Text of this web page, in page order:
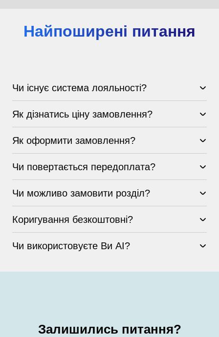
Найпоширені питання
Чи існує система лояльності?
Як дізнатись ціну замовлення?
Як оформити замовлення?
Чи повертається передоплата?
Чи можливо замовити розділ?
Коригування безкоштовні?
Чи використовуєте Ви AI?
Залишились питання?